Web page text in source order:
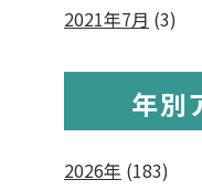
2021年7月 (3)
年別
2026年 (183)